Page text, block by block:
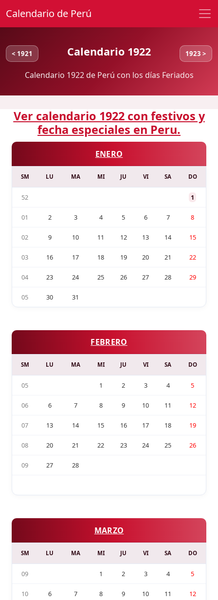
Calendario de Perú
< 1921 Calendario 1922 1923 >
Calendario 1922 de Perú con los días Feriados
Ver calendario 1922 con festivos y
fecha especiales en Peru.
ENERO
SM LU MA MI JU VI SA DO
52 1
01 2 3 4 5 6 7 8
02 9 10 11 12 13 14 15
03 16 17 18 19 20 21 22
04 23 24 25 26 27 28 29
05 30 31
FEBRERO
SM LU MA MI JU VI SA DO
05 1 2 3 4 5
06 6 7 8 9 10 11 12
07 13 14 15 16 17 18 19
08 20 21 22 23 24 25 26
09 27 28
MARZO
SM LU MA MI JU VI SA DO
09 1 2 3 4 5
10 6 7 8 9 10 11 12